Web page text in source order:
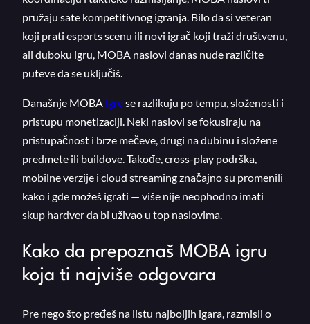
pružaju sate kompetitivnog igranja. Bilo da si veteran
koji prati esports scenu ili novi igrač koji traži društvenu,
ali duboku igru, MOBA naslovi danas nude različite
puteve da se uključiš.
Današnje MOBA igrese razlikuju po tempu, složenosti i
pristupu monetizaciji. Neki naslovi se fokusiraju na
pristupačnost i brze mečeve, drugi na dubinu i složene
predmete ili buildove. Takođe, cross-play podrška,
mobilne verzije i cloud streaming značajno su promenili
kako i gde možeš igrati — više nije neophodno imati
skup hardver da bi uživao u top naslovima.
Kako da prepoznaš MOBA igru
koja ti najviše odgovara
Pre nego što pređeš na listu najboljih igara, razmisli o